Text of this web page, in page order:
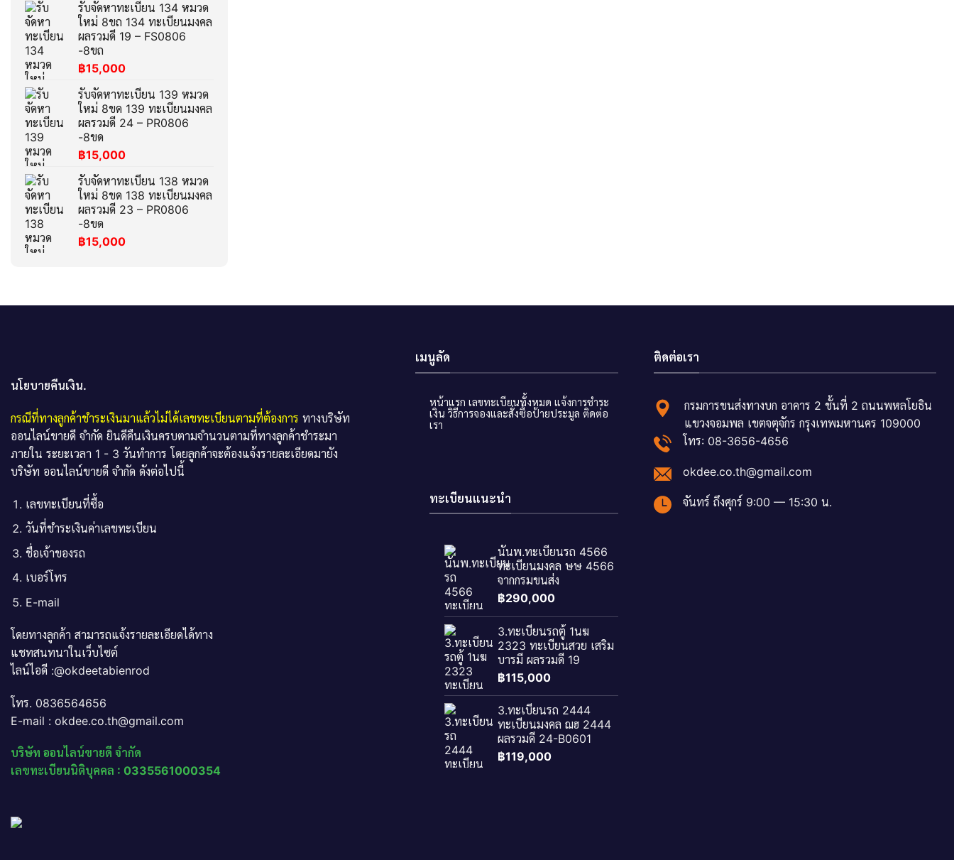
รับจัดหาทะเบียน 134 หมวด
ใหม่ 8ขถ 134 ทะเบียนมงคล
ผลรวมดี 19 – FS0806
-8ขถ
฿15,000
รับจัดหาทะเบียน 139 หมวด
ใหม่ 8ขด 139 ทะเบียนมงคล
ผลรวมดี 24 – PR0806
-8ขด
฿15,000
รับจัดหาทะเบียน 138 หมวด
ใหม่ 8ขด 138 ทะเบียนมงคล
ผลรวมดี 23 – PR0806
-8ขด
฿15,000
นโยบายคืนเงิน.
กรณีที่ทางลูกค้าชำระเงินมาแล้วไม่ได้เลขทะเบียนตามที่ต้องการ ทางบริษัท
ออนไลน์ขายดี จำกัด ยินดีคืนเงินครบตามจำนวนตามที่ทางลูกค้าชำระมา
ภายใน ระยะเวลา 1 - 3 วันทำการ โดยลูกค้าจะต้องแจ้งรายละเอียดมายัง
บริษัท ออนไลน์ขายดี จำกัด ดังต่อไปนี้
เลขทะเบียนที่ซื้อ
วันที่ชำระเงินค่าเลขทะเบียน
ชื่อเจ้าของรถ
เบอร์โทร
E-mail
โดยทางลูกค้า สามารถแจ้งรายละเอียดได้ทาง
แชทสนทนาในเว็บไซต์
ไลน์ไอดี :@okdeetabienrod
โทร. 0836564656
E-mail : okdee.co.th@gmail.com
บริษัท ออนไลน์ขายดี จำกัด
เลขทะเบียนนิติบุคคล : 0335561000354
เมนูลัด
หน้าแรก เลขทะเบียนทั้งหมด แจ้งการชำระ
เงิน วิธีการจองและสั่งซื้อป้ายประมูล ติดต่อ
เรา
ทะเบียนแนะนำ
นันพ.ทะเบียนรถ 4566
ทะเบียนมงคล ษษ 4566
จากกรมขนส่ง
฿290,000
3.ทะเบียนรถตู้ 1นฆ
2323 ทะเบียนสวย เสริม
บารมี ผลรวมดี 19
฿115,000
3.ทะเบียนรถ 2444
ทะเบียนมงคล ฌฮ 2444
ผลรวมดี 24-B0601
฿119,000
ติดต่อเรา
กรมการขนส่งทางบก อาคาร 2 ชั้นที่ 2 ถนนพหลโยธิน
แขวงจอมพล เขตจตุจักร กรุงเทพมหานคร 109000
โทร: 08-3656-4656
okdee.co.th@gmail.com
จันทร์ ถึงศุกร์ 9:00 — 15:30 น.